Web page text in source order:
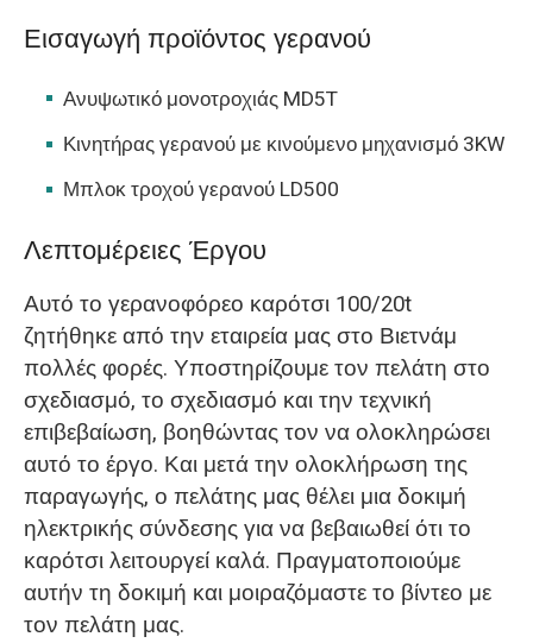
Εισαγωγή προϊόντος γερανού
Ανυψωτικό μονοτροχιάς MD5T
Κινητήρας γερανού με κινούμενο μηχανισμό 3KW
Μπλοκ τροχού γερανού LD500
Λεπτομέρειες Έργου
Αυτό το γερανοφόρεο καρότσι 100/20t
ζητήθηκε από την εταιρεία μας στο Βιετνάμ
πολλές φορές. Υποστηρίζουμε τον πελάτη στο
σχεδιασμό, το σχεδιασμό και την τεχνική
επιβεβαίωση, βοηθώντας τον να ολοκληρώσει
αυτό το έργο. Και μετά την ολοκλήρωση της
παραγωγής, ο πελάτης μας θέλει μια δοκιμή
ηλεκτρικής σύνδεσης για να βεβαιωθεί ότι το
καρότσι λειτουργεί καλά. Πραγματοποιούμε
αυτήν τη δοκιμή και μοιραζόμαστε το βίντεο με
τον πελάτη μας.